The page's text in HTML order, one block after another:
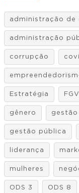
administração de
administração
corrupção
Estratégia
gênero gestão
gestão pública
liderança
mulheres
ODS 3 ODS 8